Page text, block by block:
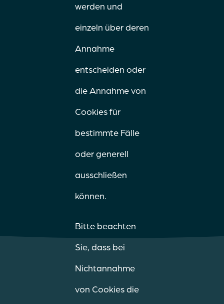
werden und
einzeln über deren
Annahme
entscheiden oder
die Annahme von
Cookies für
bestimmte Fälle
oder generell
ausschließen
können.
Bitte beachten
Sie, dass bei
Nichtannahme
von Cookies die